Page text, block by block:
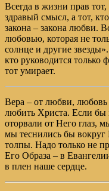
Всегда в жизни прав
здравый смысл, а тот,
закона – закона любви.
любовью, которая не
солнце и другие
кто руководится
тот умирает.
Вера – от любви,
любить Христа. Если
оторвали от Него глаз,
мы теснились бы вокруг
толпы. Надо только не
Его Образа – в
в плен наше сердце.